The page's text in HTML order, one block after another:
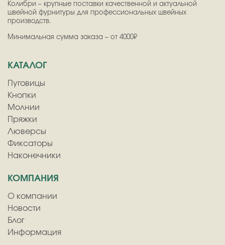
Колибри – крупные поставки качественной и актуальной
швейной фурнитуры для профессиональных швейных
производств.
Минимальная сумма заказа – от 4000₽
КАТАЛОГ
Пуговицы
Кнопки
Молнии
Пряжки
Люверсы
Фиксаторы
Наконечники
КОМПАНИЯ
О компании
Новости
Блог
Информация